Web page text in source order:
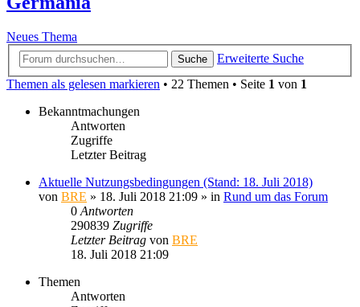
Neues Thema
Suche
Erweiterte Suche
Themen als gelesen markieren • 22 Themen • Seite 1 von 1
Bekanntmachungen
Antworten
Zugriffe
Letzter Beitrag
Aktuelle Nutzungsbedingungen (Stand: 18. Juli 2018)
von BRE » 18. Juli 2018 21:09 » in Rund um das Forum
0 Antworten
290839 Zugriffe
Letzter Beitrag von BRE
18. Juli 2018 21:09
Themen
Antworten